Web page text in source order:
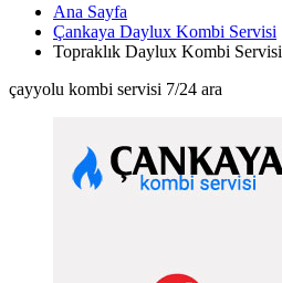
Ana Sayfa
Çankaya Daylux Kombi Servisi
Topraklık Daylux Kombi Servisi
çayyolu kombi servisi 7/24 ara